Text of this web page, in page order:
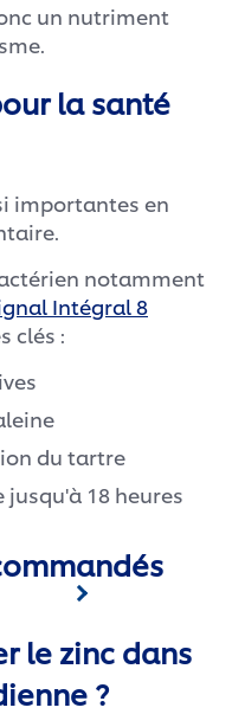
un nutriment
la santé
importantes en
notamment
Intégral 8
clés :
du tartre
18 heures
le zinc dans
?